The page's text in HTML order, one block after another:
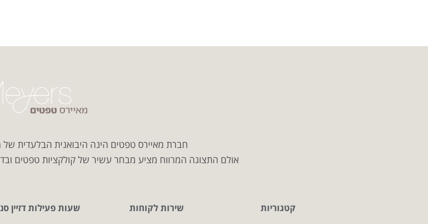
חברת מאיירס טפטים הינה היבואנית הבלעדית של
אולם התצוגה המרווח מציע מבחר עשיר של קולקציות טפטים
קטגוריות שירות לקוחות שעות פעילות דזיין